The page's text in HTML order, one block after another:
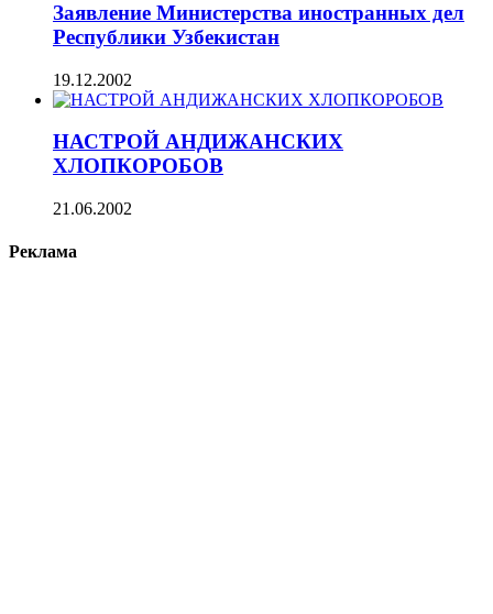
Заявление Министерства иностранных дел
Республики Узбекистан
19.12.2002
НАСТРОЙ АНДИЖАНСКИХ
ХЛОПКОРОБОВ
21.06.2002
Реклама